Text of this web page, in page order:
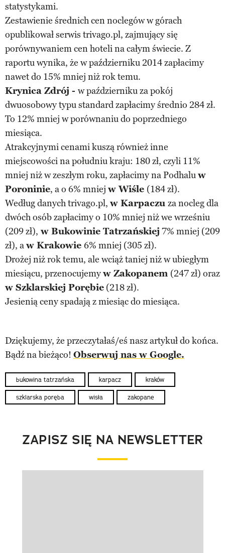
statystykami.
Zestawienie średnich cen noclegów w górach
opublikował serwis trivago.pl, zajmujący się
porównywaniem cen hoteli na całym świecie. Z
raportu wynika, że w październiku 2014 zapłacimy
nawet do 15% mniej niż rok temu.
Krynica Zdrój - w październiku za pokój
dwuosobowy typu standard zapłacimy średnio 284 zł.
To 12% mniej w porównaniu do poprzedniego
miesiąca.
Atrakcyjnymi cenami kuszą również inne
miejscowości na południu kraju: 180 zł, czyli 11%
mniej niż w zeszłym roku, zapłacimy na Podhaluw
Poroninie, a o 6% mniej w Wiśle (184 zł).
Według danych trivago.pl, w Karpaczu za nocleg dla
dwóch osób zapłacimy o 10% mniej niż we wrześniu
(209 zł), w Bukowinie Tatrzańskiej 7% mniej (209
zł), aw Krakowie 6% mniej (305 zł).
Drożej niż rok temu, ale wciąż taniej niż w ubiegłym
miesiącu, przenocujemyw Zakopanem (247 zł) oraz
w Szklarskiej Porębie (218 zł).
Jesienią ceny spadają z miesiąc do miesiąca.
Dziękujemy, że przeczytałaś/eś nasz artykuł do końca.
Bądź na bieżąco! Obserwuj nas w Google.
bukowina tatrzańska karpacz kraków
szklarska poręba wisła zakopane
ZAPISZ SIĘ NA NEWSLETTER